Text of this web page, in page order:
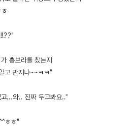
뽕브라를 찼는지
고 만지냐~~ㅋㅋ"
...와.. 진짜 두고봐요.."
ㅎㅎ"